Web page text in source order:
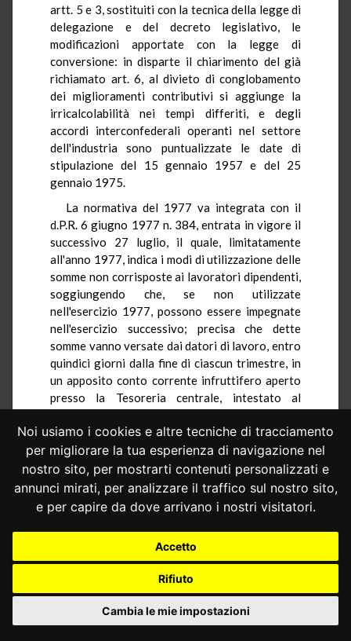
Noi usiamo i cookies e altre tecniche di tracciamento
per migliorare la tua esperienza di navigazione nel
nostro sito, per mostrarti contenuti personalizzati e
annunci mirati, per analizzare il traffico sul nostro sito,
e per capire da dove arrivano i nostri visitatori.
Accetto
Rifiuto
Cambia le mie impostazioni
artt. 5 e 3, sostituiti con la tecnica della legge di
delegazione e del decreto legislativo, le
modificazioni apportate con la legge di
conversione: in disparte il chiarimento del già
richiamato art. 6, al divieto di conglobamento
dei miglioramenti contributivi si aggiunge la
irricalcolabilità nei tempi differiti, e degli
accordi interconfederali operanti nel settore
dell'industria sono puntualizzate le date di
stipulazione del 15 gennaio 1957 e del 25
gennaio 1975.
La normativa del 1977 va integrata con il
d.P.R. 6 giugno 1977 n. 384, entrata in vigore il
successivo 27 luglio, il quale, limitatamente
all'anno 1977, indica i modi di utilizzazione delle
somme non corrisposte ai lavoratori dipendenti,
soggiungendo che, se non utilizzate
nell'esercizio 1977, possono essere impegnate
nell'esercizio successivo; precisa che dette
somme vanno versate dai datori di lavoro, entro
quindici giorni dalla fine di ciascun trimestre, in
un apposito conto corrente infruttifero aperto
presso la Tesoreria centrale, intestato al
speciale di cui all'articolo 2 della legge 31 marzo
1977, n. 91 >, al quale affluiscono, alla fine del
secondo mese successivo a quello in corso alla
data di entrata in vigore del decreto (e cioè al 30
settembre 1977), anche le somme dovute dal 1°
febbraio al 30 giugno 1977 (art. 1), e prevede,
infine, le sanzioni a carico dei datori di lavoro in
caso di omesso e incompleto versamento (art. 2).
5. - Nel procedere al raffronto tra la
normativa del 1977 e la normativa che l'ha
preceduta, non può questa Corte lasciare in
ombra la circostanza di cui, seppure in guisa non